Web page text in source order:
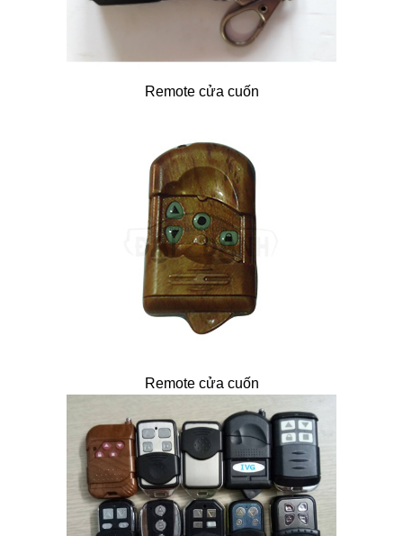
Remote cửa cuốn
Remote cửa cuốn